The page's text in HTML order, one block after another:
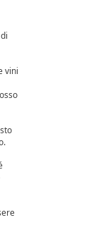
vini